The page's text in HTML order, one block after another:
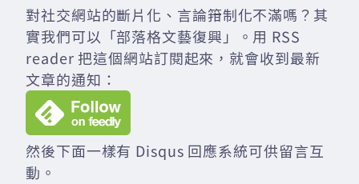
對社交網站的斷片化、言論箝制化不滿嗎？其
實我們可以「部落格文藝復興」。用 RSS
reader 把這個網站訂閱起來，就會收到最新
文章的通知：
然後下面一樣有 Disqus 回應系統可供留言互
動。